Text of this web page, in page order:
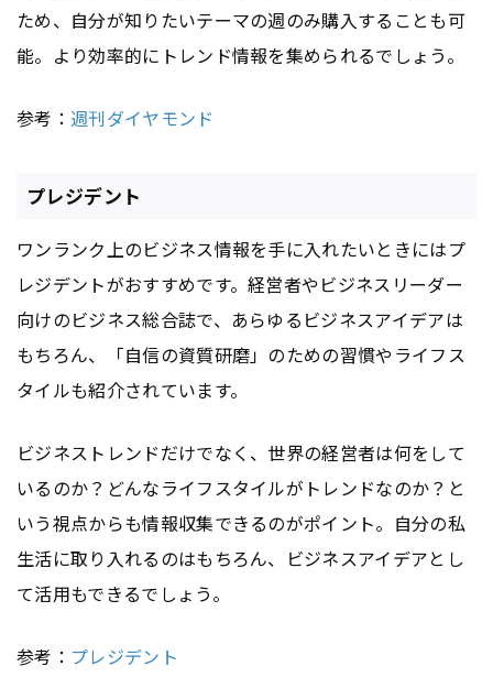
ため、自分が知りたいテーマの週のみ購入することも可
能。より効率的にトレンド情報を集められるでしょう。
参考： 週刊ダイヤモンド
プレジデント
ワンランク上のビジネス情報を手に入れたいときにはプ
レジデントがおすすめです。経営者やビジネスリーダー
向けのビジネス総合誌で、あらゆるビジネスアイデアは
もちろん、「自信の資質研磨」のための習慣やライフス
タイルも紹介されています。
ビジネストレンドだけでなく、世界の経営者は何をして
いるのか？どんなライフスタイルがトレンドなのか？と
いう視点からも情報収集できるのがポイント。自分の私
生活に取り入れるのはもちろん、ビジネスアイデアとし
て活用もできるでしょう。
参考： プレジデント